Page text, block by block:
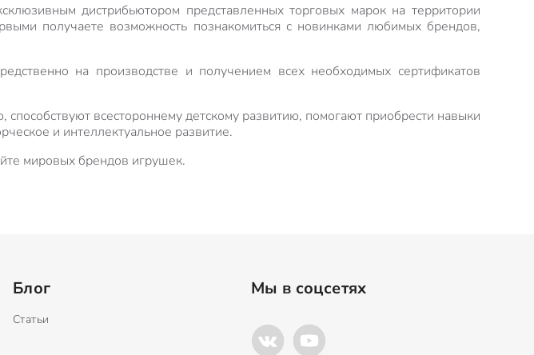
дистрибьютором представленных торговых марок на территории
получаете возможность познакомиться с новинками любимых брендов,
на производстве и получением всех необходимых сертификатов
всестороннему детскому развитию, помогают приобрести навыки
и интеллектуальное развитие.
мировых брендов игрушек.
Блог
Статьи
Мы в соцсетях